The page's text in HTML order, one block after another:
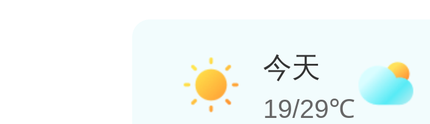
今天
19/29℃